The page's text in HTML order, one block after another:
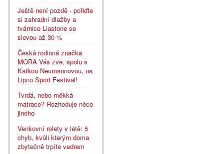
Ještě není pozdě - pořiďte
si zahradní dlažby a
tvárnice Liastone se
slevou až 30 %
Česká rodinná značka
MORA Vás zve, spolu s
Katkou Neumannovou, na
Lipno Sport Festival!
Tvrdá, nebo měkká
matrace? Rozhoduje něco
jiného
Venkovní rolety v létě: 5
chyb, kvůli kterým doma
zbytečně trpíte vedrem